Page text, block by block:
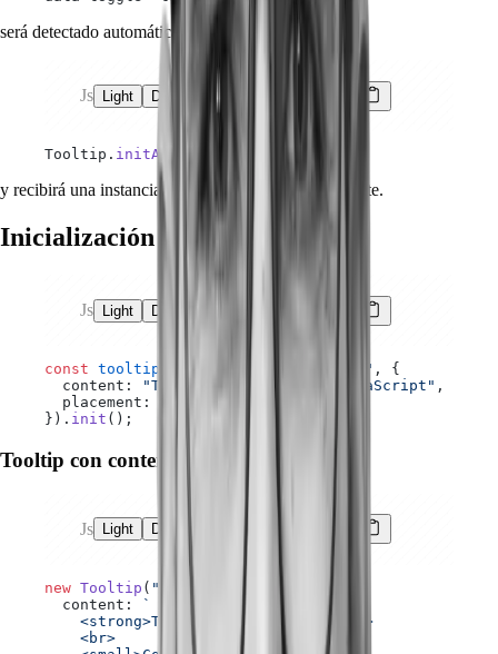
será detectado automáticamente por:
Js Light Dark
Tooltip. initAll
y recibirá una instancia independiente del componente.
Inicialización programática
Js Light Dark
const tooltip "#button" , {
  content:
"Tooltip creado desde JavaScript" ,
  placement:
}). init ();
Tooltip con contenido HTML
Js Light Dark
new Tooltip ( "#html-tooltip"
  content:
`
    <strong>Tooltip con HTML</strong>
    <br>